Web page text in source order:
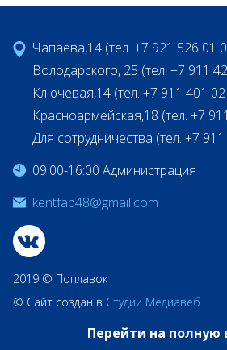
Чапаева,14 (тел. +7 921 526 01
Володарского, 25 (тел. +7 911
Ключевая,14 (тел. +7 911 401
Красноармейская,18 (тел. +7
Для сотрудничества (тел. +7
09:00-16:00 Администрация
kentfap48@gmail.com
2019 © Поплавок
© Сайт создан в Студии Медиавеб
Перейти на полную